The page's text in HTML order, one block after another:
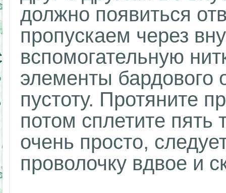
должно появиться
пропускаем через
вспомогательную
элементы бардового
пустоту. Протяните
потом сплетите пять
очень просто,
проволочку вдвое и